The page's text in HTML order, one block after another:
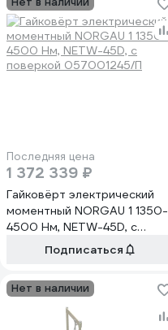
Последняя цена
1 372 339 ₽
Гайковёрт электрический
моментный NORGAU 1 1350-
4500 Нм, NETW-45D, с
поверкой 057001245/П
Подписаться
Нет в наличии